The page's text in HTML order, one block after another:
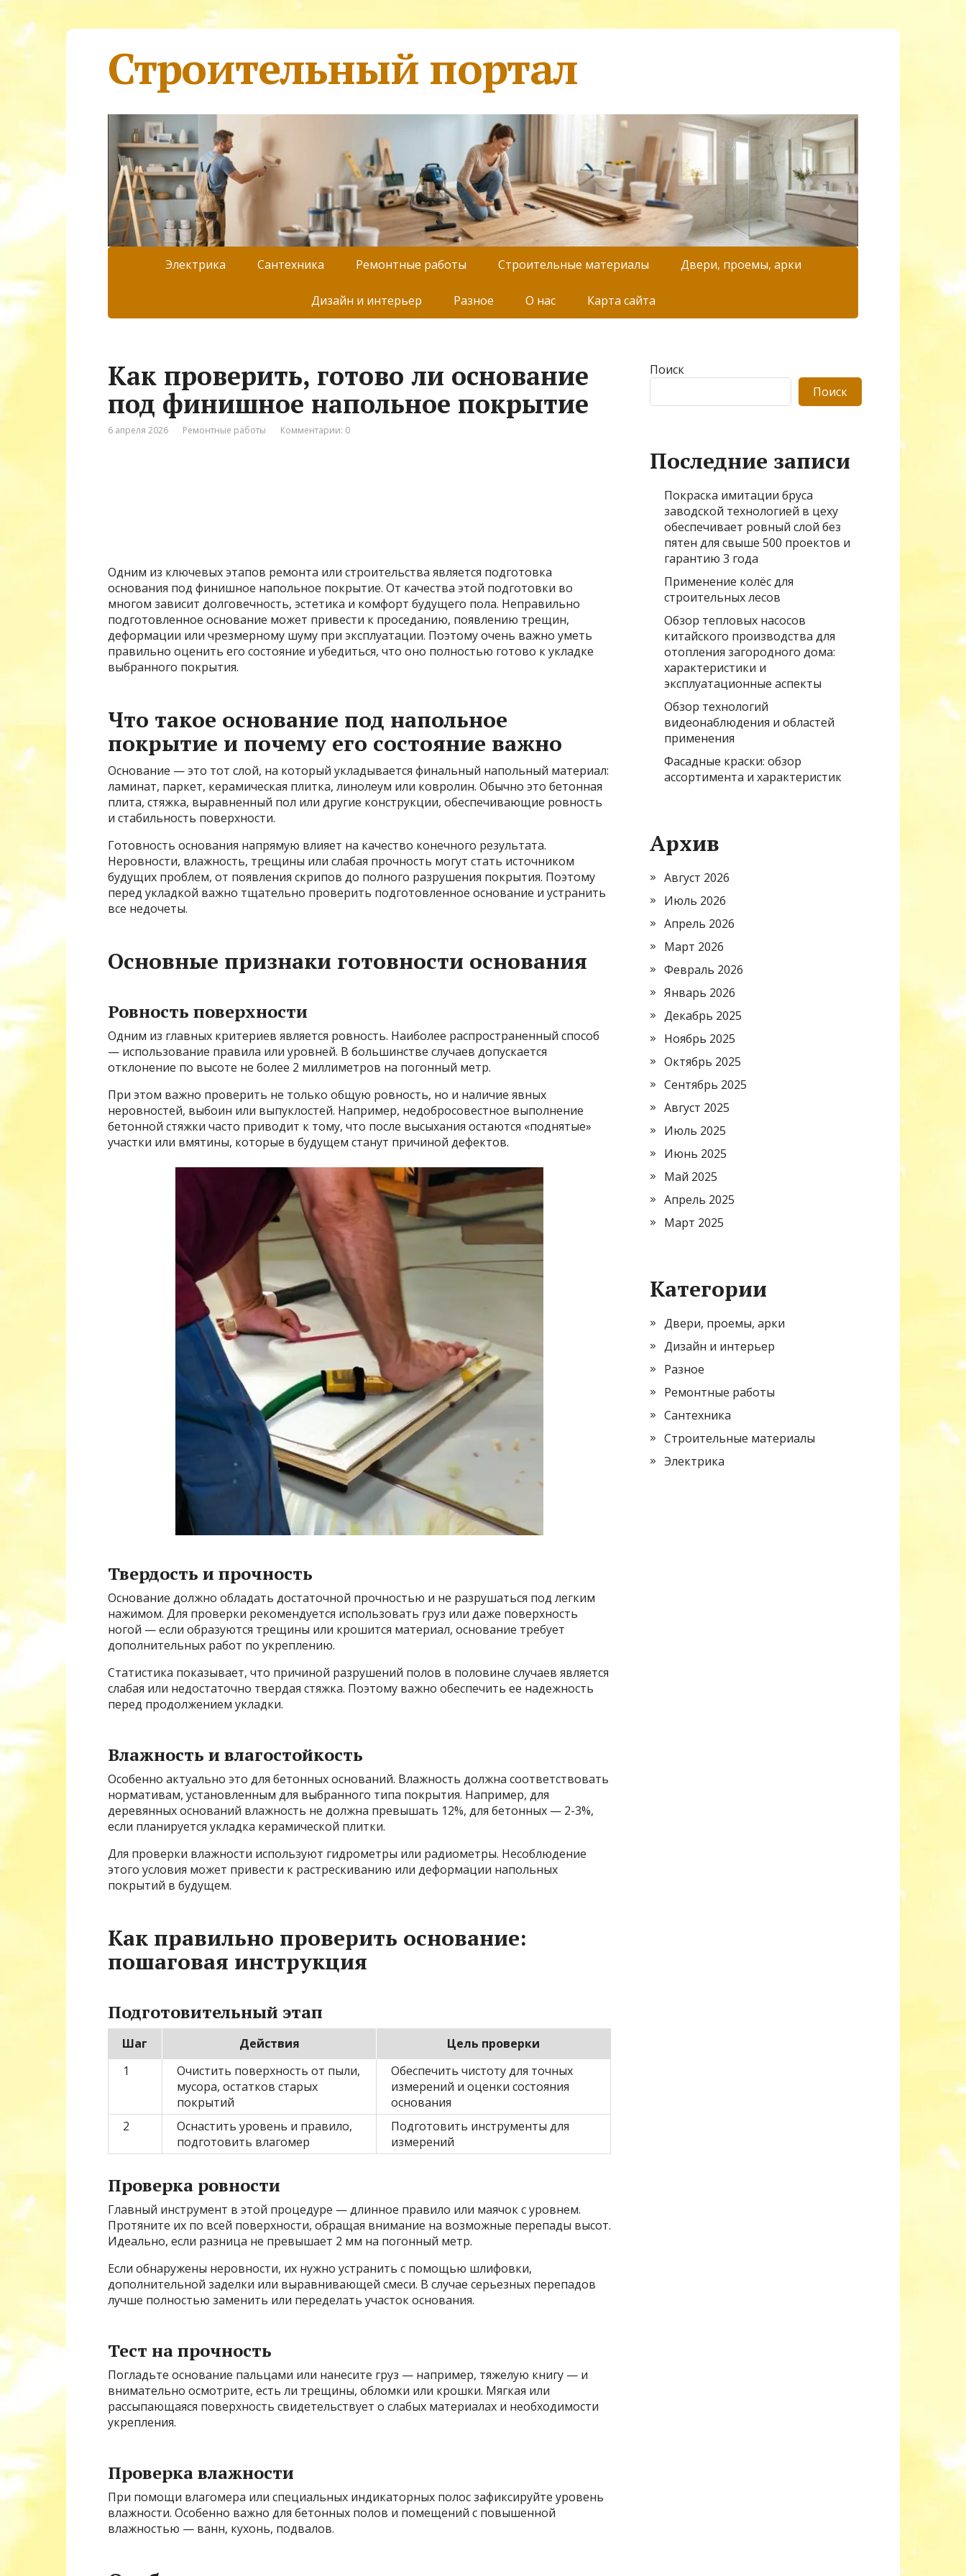
Строительный портал
Электрика Сантехника Ремонтные работы Строительные материалы Двери, проемы, арки
Дизайн и интерьер Разное О нас Карта сайта
Как проверить, готово ли основание
под финишное напольное покрытие
6 апреля 2026 Ремонтные работы Комментарии: 0
Одним из ключевых этапов ремонта или строительства является подготовка
основания под финишное напольное покрытие. От качества этой подготовки во
многом зависит долговечность, эстетика и комфорт будущего пола. Неправильно
подготовленное основание может привести к проседанию, появлению трещин,
деформации или чрезмерному шуму при эксплуатации. Поэтому очень важно уметь
правильно оценить его состояние и убедиться, что оно полностью готово к укладке
выбранного покрытия.
Что такое основание под напольное
покрытие и почему его состояние важно
Основание — это тот слой, на который укладывается финальный напольный материал:
ламинат, паркет, керамическая плитка, линолеум или ковролин. Обычно это бетонная
плита, стяжка, выравненный пол или другие конструкции, обеспечивающие ровность
и стабильность поверхности.
Готовность основания напрямую влияет на качество конечного результата.
Неровности, влажность, трещины или слабая прочность могут стать источником
будущих проблем, от появления скрипов до полного разрушения покрытия. Поэтому
перед укладкой важно тщательно проверить подготовленное основание и устранить
все недочеты.
Основные признаки готовности основания
Ровность поверхности
Одним из главных критериев является ровность. Наиболее распространенный способ
— использование правила или уровней. В большинстве случаев допускается
отклонение по высоте не более 2 миллиметров на погонный метр.
При этом важно проверить не только общую ровность, но и наличие явных
неровностей, выбоин или выпуклостей. Например, недобросовестное выполнение
бетонной стяжки часто приводит к тому, что после высыхания остаются «поднятые»
участки или вмятины, которые в будущем станут причиной дефектов.
Твердость и прочность
Основание должно обладать достаточной прочностью и не разрушаться под легким
нажимом. Для проверки рекомендуется использовать груз или даже поверхность
ногой — если образуются трещины или крошится материал, основание требует
дополнительных работ по укреплению.
Статистика показывает, что причиной разрушений полов в половине случаев является
слабая или недостаточно твердая стяжка. Поэтому важно обеспечить ее надежность
перед продолжением укладки.
Влажность и влагостойкость
Особенно актуально это для бетонных оснований. Влажность должна соответствовать
нормативам, установленным для выбранного типа покрытия. Например, для
деревянных оснований влажность не должна превышать 12%, для бетонных — 2-3%,
если планируется укладка керамической плитки.
Для проверки влажности используют гидрометры или радиометры. Несоблюдение
этого условия может привести к растрескиванию или деформации напольных
покрытий в будущем.
Как правильно проверить основание:
пошаговая инструкция
Подготовительный этап
Шаг Действия
Цель проверки
1
Очистить поверхность от пыли,
мусора, остатков старых
покрытий
Обеспечить чистоту для точных
измерений и оценки состояния
основания
2
Оснастить уровень и правило,
подготовить влагомер
Подготовить инструменты для
измерений
Проверка ровности
Главный инструмент в этой процедуре — длинное правило или маячок с уровнем.
Протяните их по всей поверхности, обращая внимание на возможные перепады высот.
Идеально, если разница не превышает 2 мм на погонный метр.
Если обнаружены неровности, их нужно устранить с помощью шлифовки,
дополнительной заделки или выравнивающей смеси. В случае серьезных перепадов
лучше полностью заменить или переделать участок основания.
Тест на прочность
Погладьте основание пальцами или нанесите груз — например, тяжелую книгу — и
внимательно осмотрите, есть ли трещины, обломки или крошки. Мягкая или
рассыпающаяся поверхность свидетельствует о слабых материалах и необходимости
укрепления.
Проверка влажности
При помощи влагомера или специальных индикаторных полос зафиксируйте уровень
влажности. Особенно важно для бетонных полов и помещений с повышенной
влажностью — ванн, кухонь, подвалов.
Поиск
Поиск
Последние записи
Покраска имитации бруса
заводской технологией в цеху
обеспечивает ровный слой без
пятен для свыше 500 проектов и
гарантию 3 года
Применение колёс для
строительных лесов
Обзор тепловых насосов
китайского производства для
отопления загородного дома:
характеристики и
эксплуатационные аспекты
Обзор технологий
видеонаблюдения и областей
применения
Фасадные краски: обзор
ассортимента и характеристик
Архив
Август 2026
Июль 2026
Апрель 2026
Март 2026
Февраль 2026
Январь 2026
Декабрь 2025
Ноябрь 2025
Октябрь 2025
Сентябрь 2025
Август 2025
Июль 2025
Июнь 2025
Май 2025
Апрель 2025
Март 2025
Категории
Двери, проемы, арки
Дизайн и интерьер
Разное
Ремонтные работы
Сантехника
Строительные материалы
Электрика